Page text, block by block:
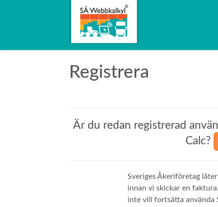
Registrera
Är du redan registrerad
Calc?
Sveriges Åkeriföretag
innan vi skickar en
inte vill fortsätta använda